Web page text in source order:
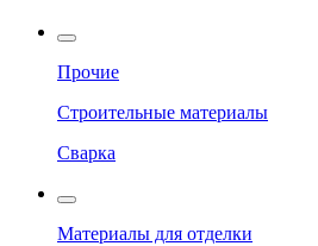
Прочие
Строительные материалы
Сварка
Материалы для отделки